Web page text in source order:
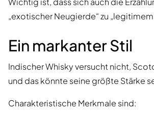
„exotischer Neugierde“ zu „legitimem
Ein markanter Stil
Indischer Whisky versucht nicht,
und das könnte seine größte Stärke
Charakteristische Merkmale sind: